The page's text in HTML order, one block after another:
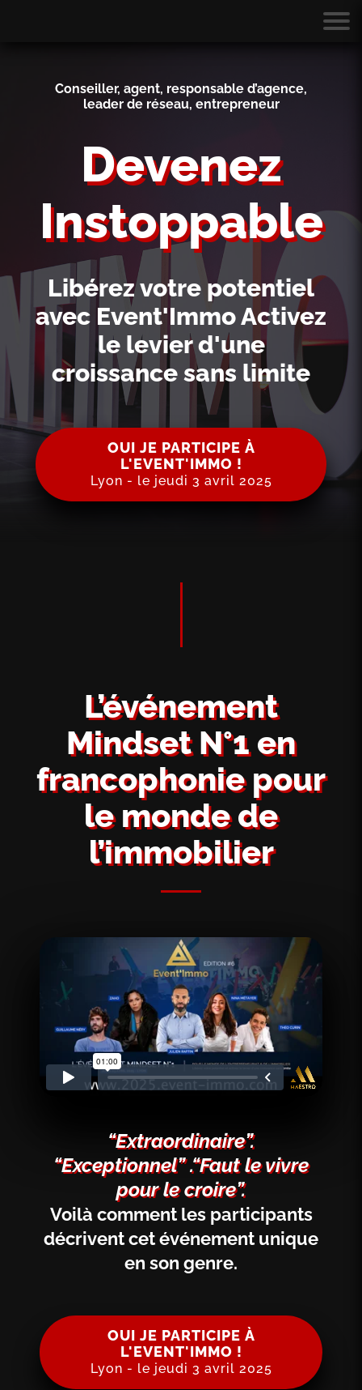
Conseiller, agent, responsable d’agence,
leader de réseau, entrepreneur
Devenez
Instoppable
Libérez votre potentiel
avec Event'ImmoActivez
le levier d'une
croissance sans limite
OUI JE PARTICIPE À
L'EVENT'IMMO !
Lyon - le jeudi 3 avril 2025
L’événement
Mindset N°1 en
francophonie pour
le monde de
l’immobilier
“Extraordinaire”.
“Exceptionnel” .“Faut le vivre
pour le croire”.
Voilà comment les participants
décrivent cet événement unique
en son genre.
OUI JE PARTICIPE À
L'EVENT'IMMO !
Lyon - le jeudi 3 avril 2025